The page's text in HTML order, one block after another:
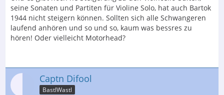
seine Sonaten und Partiten für Violine Solo, hat auch Bartok
1944 nicht steigern können. Sollten sich alle Schwangeren
laufend anhören und so und so, kaum was bessres zu
hören! Oder vielleicht Motorhead?
Captn Difool
BastlWastl